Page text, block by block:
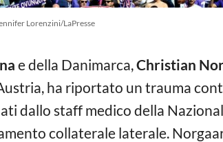
Lorenzini/LaPresse
e della Danimarca,Christian
ha riportato un trauma
dallo staff medico della
collaterale laterale.